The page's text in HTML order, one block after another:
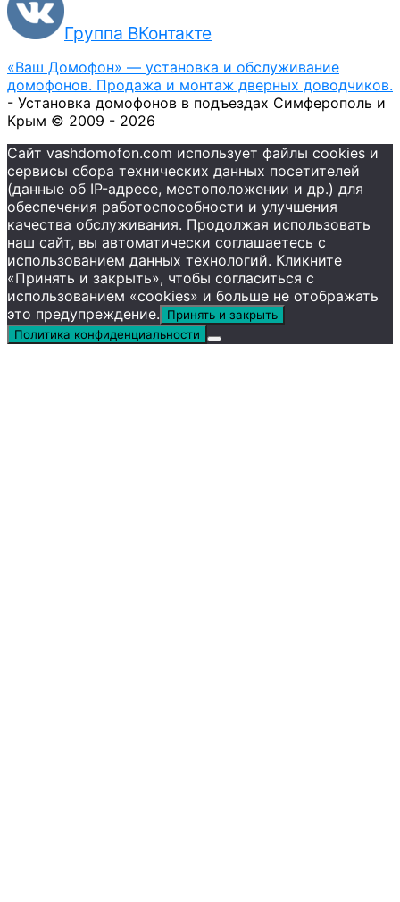
Группа ВКонтакте
«Ваш Домофон» — установка и обслуживание
домофонов. Продажа и монтаж дверных доводчиков.
- Установка домофонов в подъездах Симферополь и
Крым © 2009 - 2026
Сайт vashdomofon.com использует файлы cookies и
сервисы сбора технических данных посетителей
(данные об IP-адресе, местоположении и др.) для
обеспечения работоспособности и улучшения
качества обслуживания. Продолжая использовать
наш сайт, вы автоматически соглашаетесь с
использованием данных технологий. Кликните
«Принять и закрыть», чтобы согласиться с
использованием «cookies» и больше не отображать
это предупреждение.
Принять и закрыть
Политика конфиденциальности